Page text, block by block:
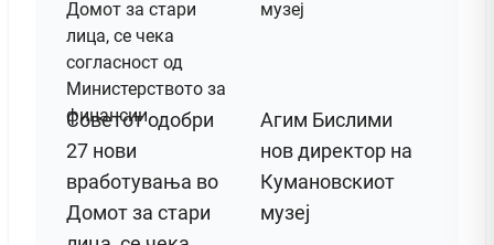
Советот одобри
27 нови
вработувања во
Домот за стари
Агим Бислими
нов директор на
Кумановскиот
музеј